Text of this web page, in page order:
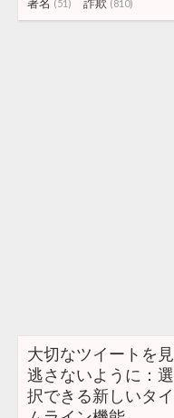
(51) (810)
大切なツイートを見
逃さないように：選
択できる新しいタイ